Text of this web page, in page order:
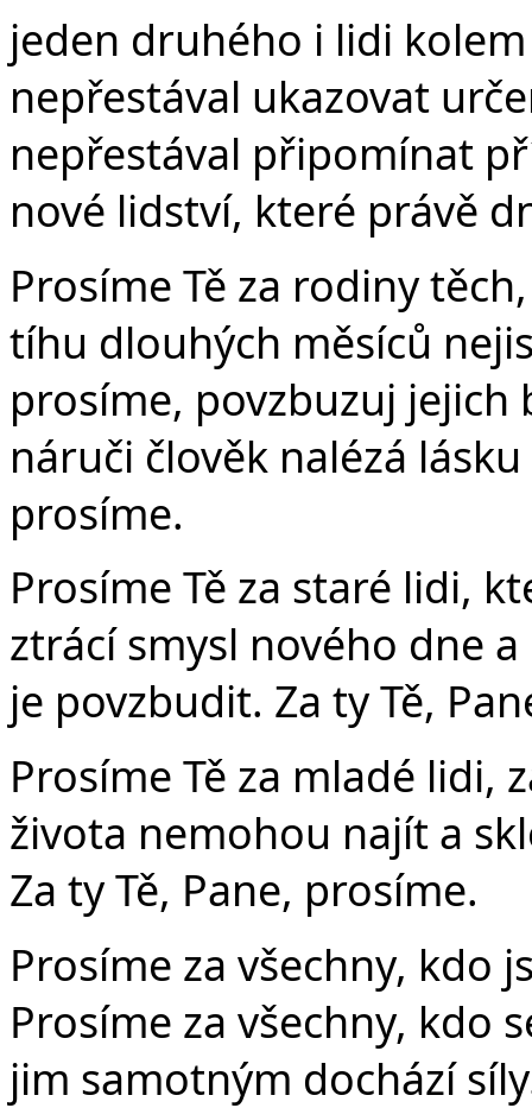
jeden druhého i lidi
nepřestával ukazovat
nepřestával připomínat
nové lidství, které právě
Prosíme Tě za rodiny
tíhu dlouhých měsíců
prosíme, povzbuzuj jejich
náruči člověk nalézá
prosíme.
Prosíme Tě za staré lidi,
ztrácí smysl nového dne
je povzbudit. Za ty Tě,
Prosíme Tě za mladé lidi,
života nemohou najít a
Za ty Tě, Pane, prosíme.
Prosíme za všechny, kdo
Prosíme za všechny, kdo
jim samotným dochází